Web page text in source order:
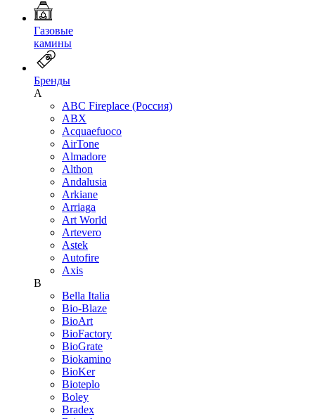
Газовые
камины
Бренды
A
ABC Fireplace (Россия)
ABX
Acquaefuoco
AirTone
Almadore
Althon
Andalusia
Arkiane
Arriaga
Art World
Artevero
Astek
Autofire
Axis
B
Bella Italia
Bio-Blaze
BioArt
BioFactory
BioGrate
Biokamino
BioKer
Bioteplo
Boley
Bradex